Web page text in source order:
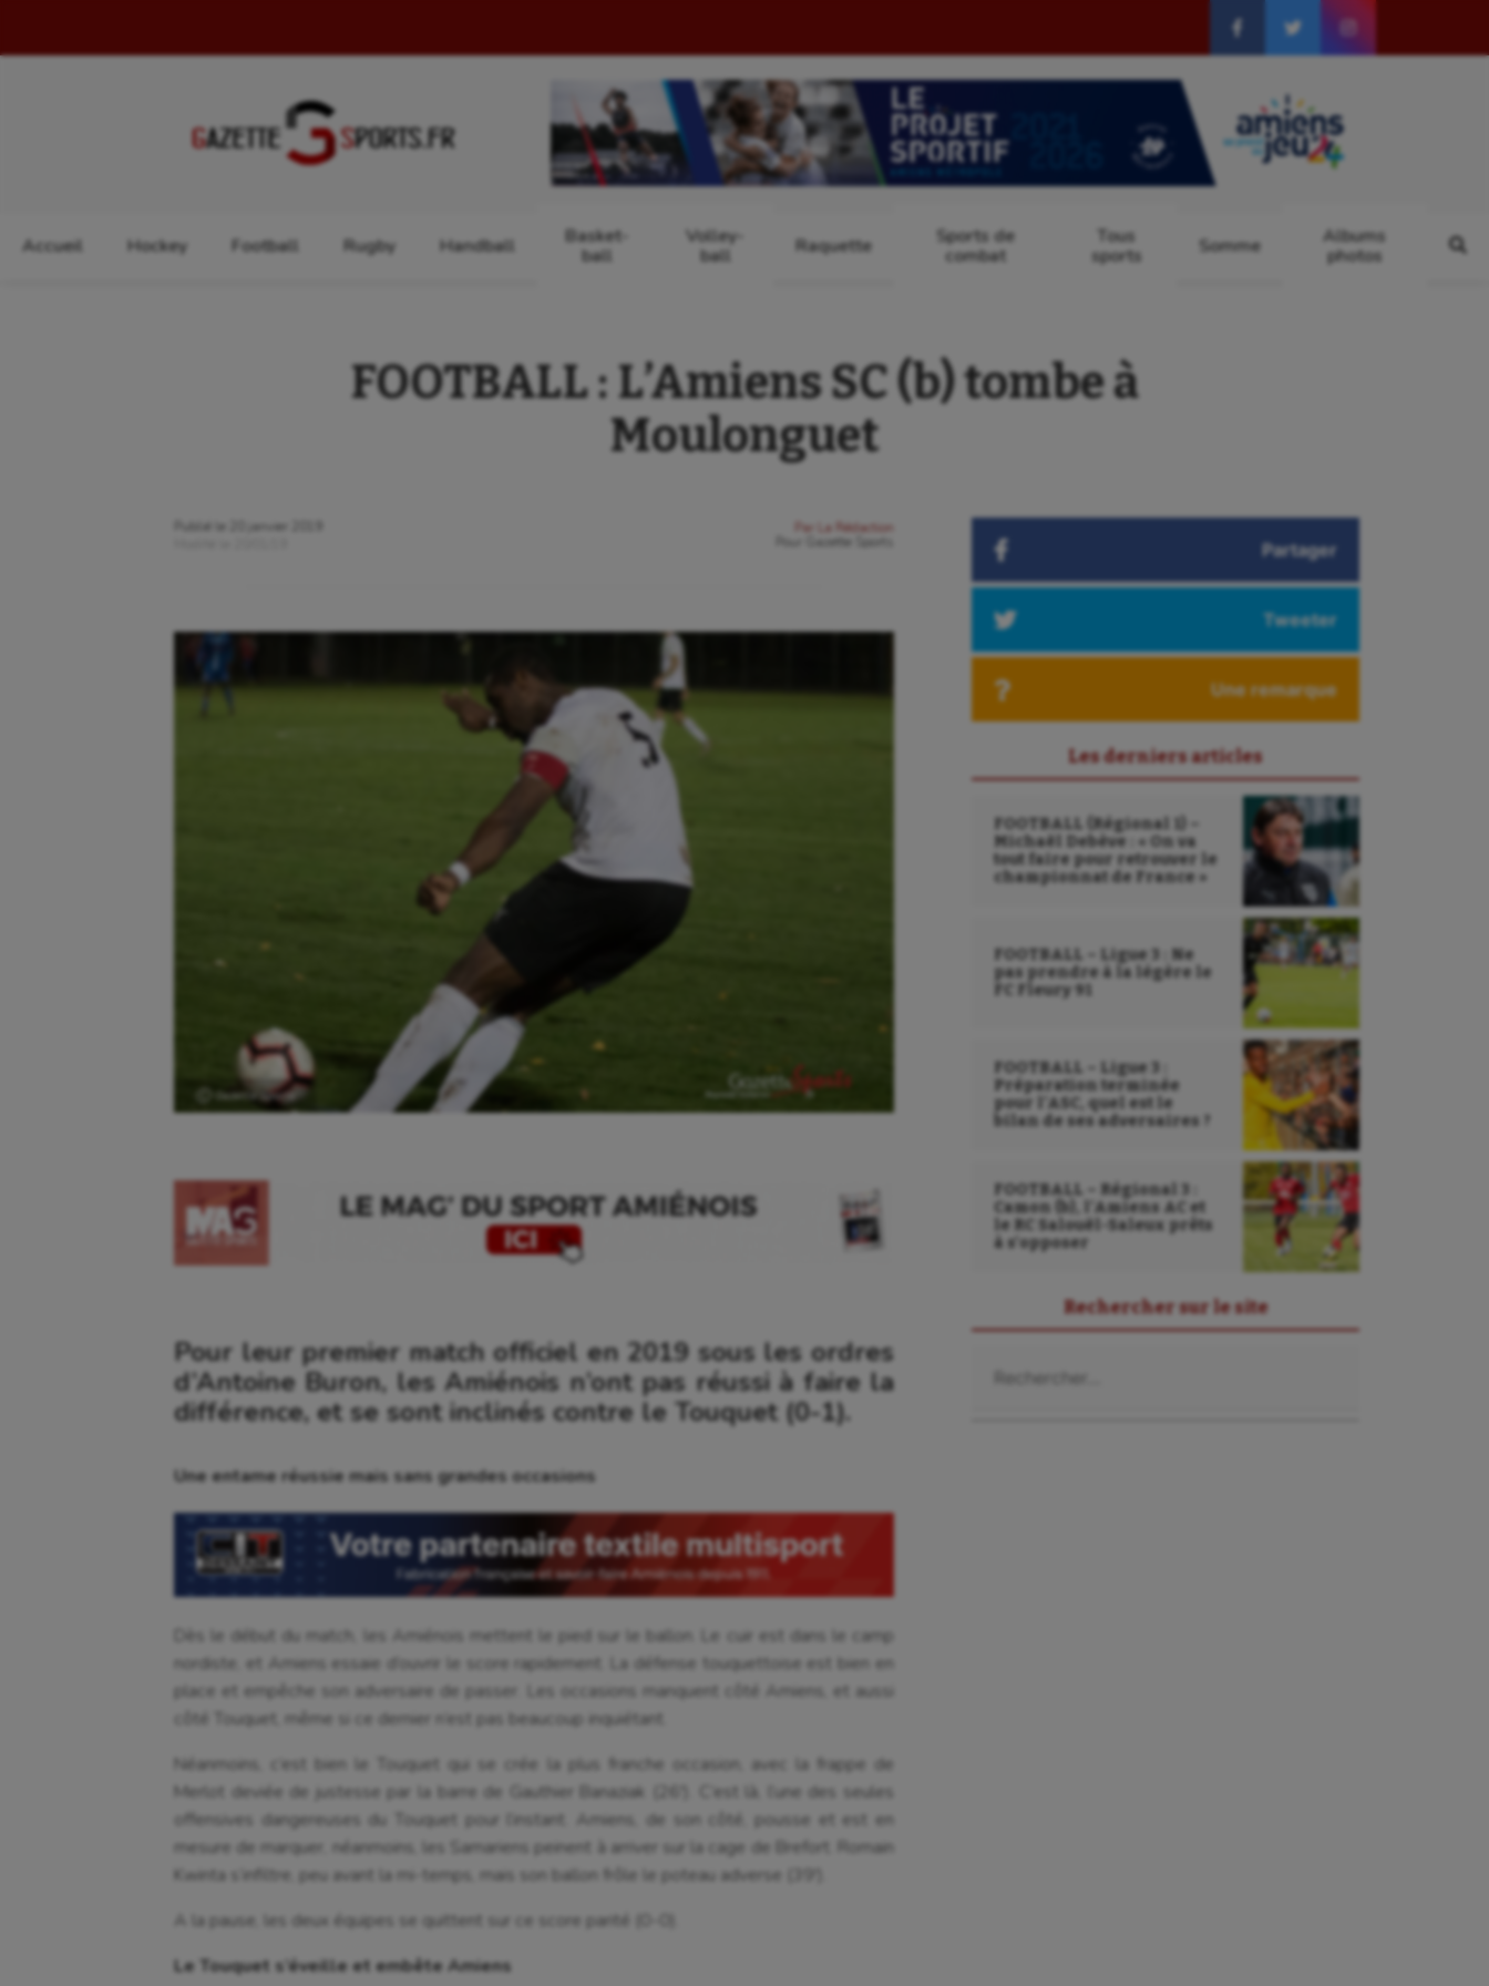
Accueil Hockey Football Rugby Handball
Basket-
ball
Volley-
ball
Raquette
Sports de
combat
Tous
sports
Somme
Albums
photos
FOOTBALL : L’Amiens SC (b) tombe à
Moulonguet
Publié le
20 janvier 2019
Par
La Rédaction
Gazette Sports
Ⓒ Gazette Sports
Pour leur premier match officiel en 2019 sous les ordres
d’Antoine Buron, les Amiénois n’ont pas réussi à faire la
différence, et se sont inclinés contre le Touquet (0-1).
Une entame réussie mais sans grandes occasions
Dès le début du match, les Amiénois mettent le pied sur le ballon. Le cuir est dans le camp
nordiste, et Amiens essaie d’ouvrir le score rapidement. La défense touquettoise est bien en
place et empêche son adversaire de passer. Les occasions manquent côté Amiens, et aussi
côté Touquet, même si ce dernier n’est pas beaucoup inquiétant.
Néanmoins, c’est bien le Touquet qui se crée la plus franche occasion, avec la frappe de
Merlot deviée de justesse par la barre de Gauthier Banaziak (26′). C’est là, l’une des seules
offensives dangereuses du Touquet pour l’instant. Amiens, de son côté, pousse et est en
mesure de marquer, néanmoins, les Samariens peinent à arriver sur la cage de Brefort. Romain
Kwinta s’infiltre, peu avant la mi-temps, mais son ballon frôle le poteau adverse (39′).
A la pause, les deux équipes se quittent sur ce score parité (0-0).
Le Touquet s’éveille et embête Amiens
Partager
Tweeter
Une remarque
Les derniers articles
FOOTBALL (Régional 1) –
Michaël Debève : « On va
tout faire pour retrouver le
championnat de France »
FOOTBALL – Ligue 3 : Ne
pas prendre à la légère le
FC Fleury 91
FOOTBALL – Ligue 3 :
Préparation terminée
pour l’ASC, quel est le
bilan de ses adversaires ?
FOOTBALL – Régional 3 :
Camon (b), l’Amiens AC et
le RC Salouël-Saleux prêts
à s’opposer
Rechercher sur le site